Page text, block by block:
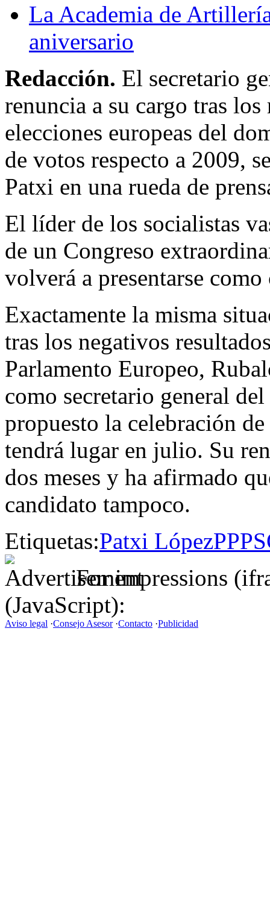
La Academia de
aniversario
Redacción. El secretario
renuncia a su cargo tras
elecciones europeas del
de votos respecto a 2009,
Patxi en una rueda de
El líder de los socialistas
de un Congreso
volverá a presentarse
Exactamente la misma
tras los negativos
Parlamento Europeo,
como secretario general
propuesto la celebración
tendrá lugar en julio. Su
dos meses y ha afirmado
candidato tampoco.
Etiquetas:Patxi LópezPP
For impressions
(JavaScript):
Aviso legal ·Consejo Asesor·Contacto ·Publicidad